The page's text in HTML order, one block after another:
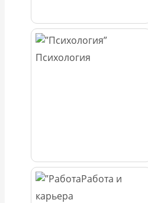
Психология
Работа и
карьера